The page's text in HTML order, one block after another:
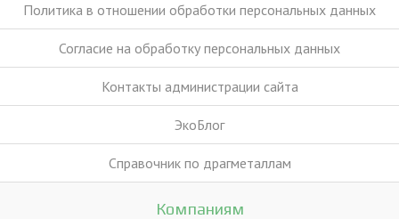
Политика в отношении обработки персональных данных
Согласие на обработку персональных данных
Контакты администрации сайта
ЭкоБлог
Справочник по драгметаллам
Компаниям